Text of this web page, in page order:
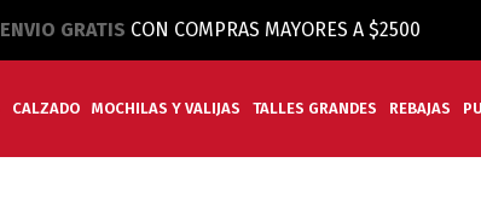
ENVIO GRATIS CON COMPRAS MAYORES A $2500
CALZADO MOCHILAS Y VALIJAS TALLES GRANDES REBAJAS